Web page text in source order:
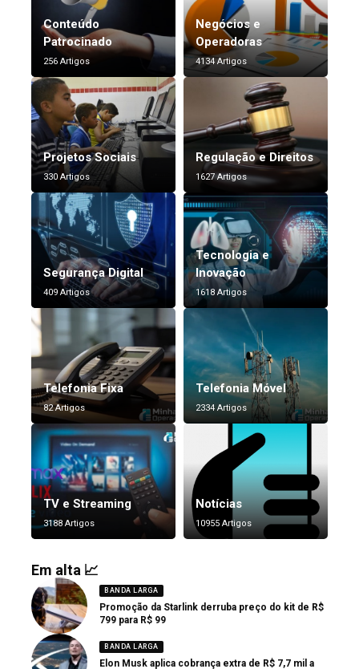
Conteúdo
Patrocinado
256 Artigos
Negócios e
Operadoras
4134 Artigos
Projetos Sociais
330 Artigos
Regulação e Direitos
1627 Artigos
Segurança Digital
409 Artigos
Tecnologia e
Inovação
1618 Artigos
Telefonia Fixa
82 Artigos
Telefonia Móvel
2334 Artigos
TV e Streaming
3188 Artigos
Notícias
10955 Artigos
Em alta 📈
BANDA LARGA
Promoção da Starlink derruba preço do kit de R$
799 para R$ 99
BANDA LARGA
Elon Musk aplica cobrança extra de R$ 7,7 mil a